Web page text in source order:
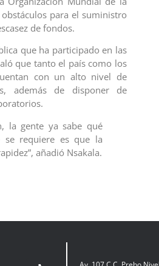
para el suministro
de fondos.
que ha participado en las
que tanto el país como los
con un alto nivel de
además de disponer de
la gente ya sabe qué
se requiere es que la
añadió Nsakala.